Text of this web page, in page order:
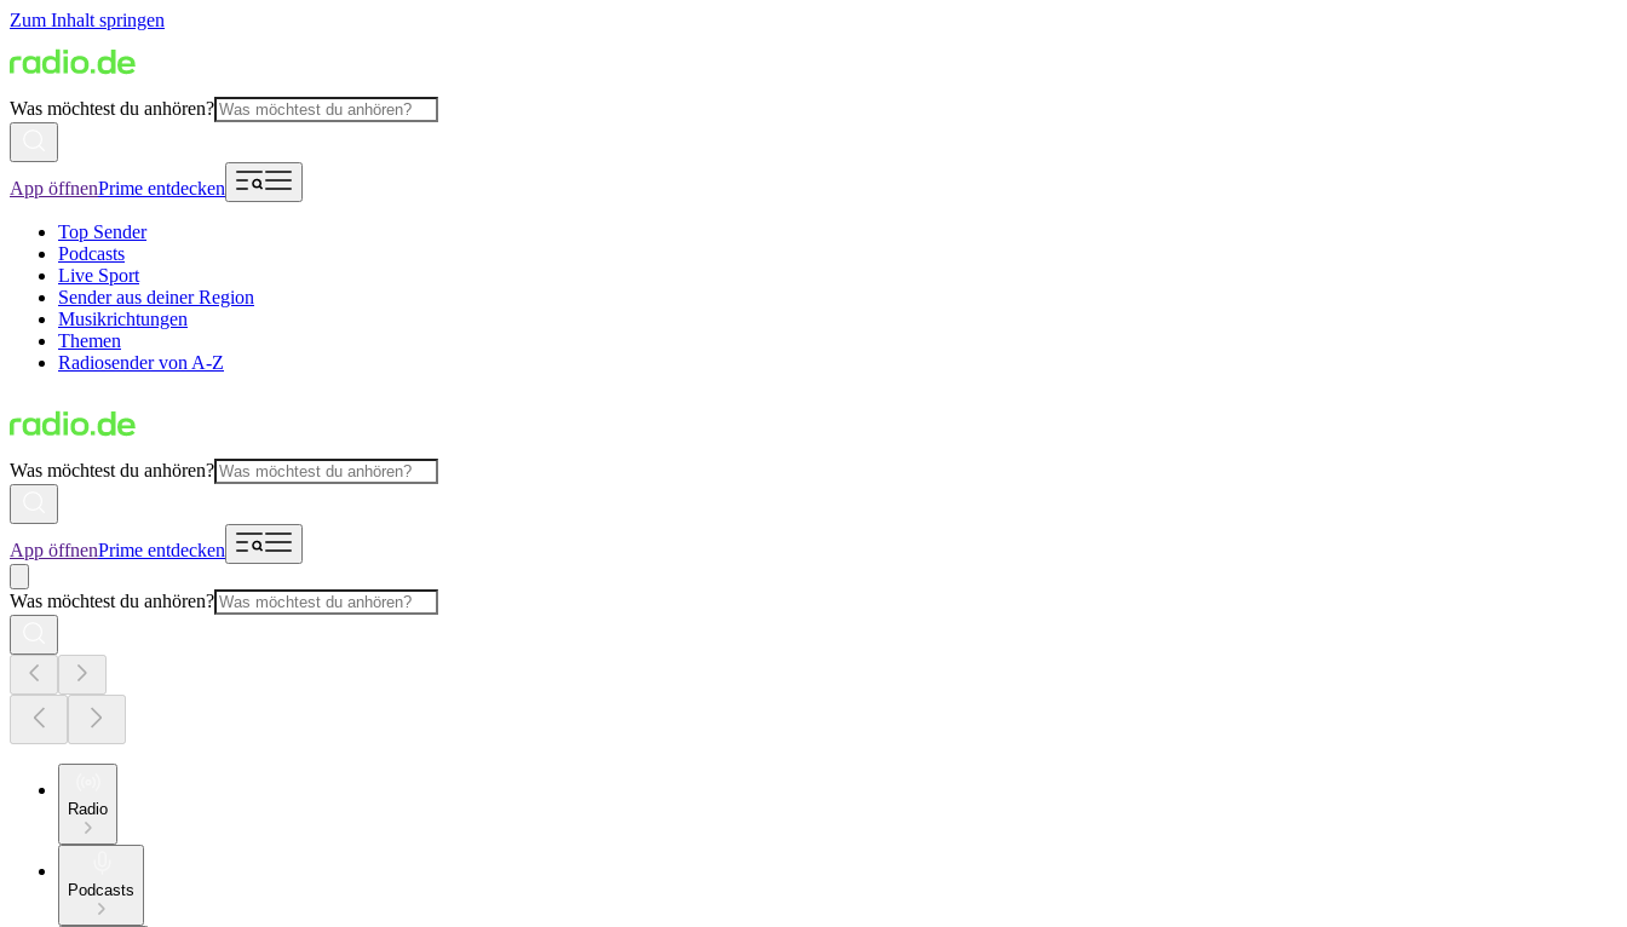
Zum Inhalt springen
Was möchtest du anhören?
App öffnenPrime entdecken
Top Sender
Podcasts
Live Sport
Sender aus deiner Region
Musikrichtungen
Themen
Radiosender von A-Z
Was möchtest du anhören?
App öffnenPrime entdecken
Was möchtest du anhören?
Radio
Podcasts